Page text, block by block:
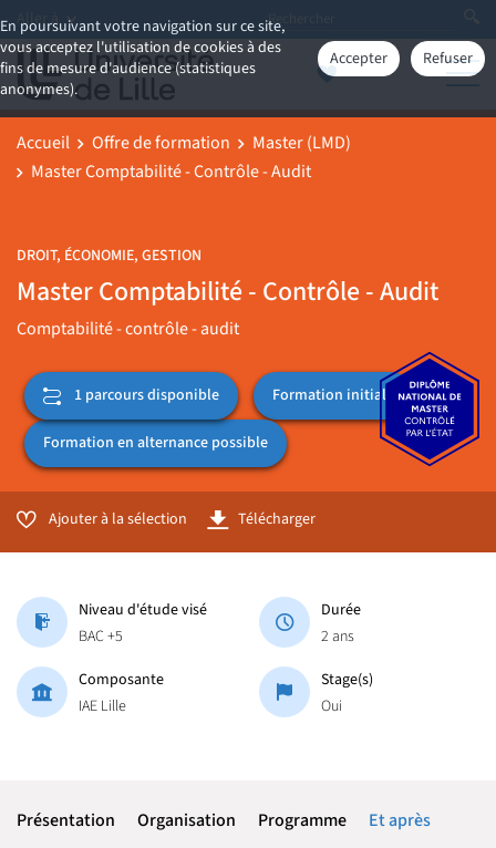
En poursuivant votre navigation sur ce site,
vous acceptez l'utilisation de cookies à des
fins de mesure d'audience (statistiques
anonymes).
Accepter Refuser
Aller à
Accueil Offre de formation
Master (LMD)
Master Comptabilité - Contrôle - Audit
DROIT, ÉCONOMIE, GESTION
Master Comptabilité - Contrôle - Audit
Comptabilité - contrôle - audit
1 parcours disponible Formation initiale
Formation en alternance possible
Ajouter à la sélection Télécharger
Niveau d'étude visé
BAC +5
Durée
2 ans
Composante
IAE Lille
Stage(s)
Oui
Présentation Organisation Programme Et après